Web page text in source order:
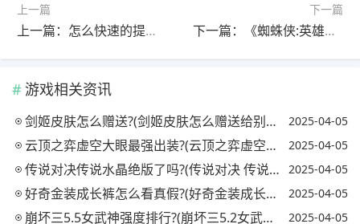
上一篇
上一篇：怎么快速的提高自己lol的游戏段位?(怎么快速的提高自己lol的游戏段位)
下一篇
下一篇：《蜘蛛侠:英雄远征》第二个彩蛋是什么?(《蜘蛛侠:英雄远征》第二个彩蛋是什么意思)
游戏相关资讯
剑姬皮肤怎么赠送?(剑姬皮肤怎么赠送给别人) 2025-04-05
云顶之弈虚空大眼最强出装?(云顶之弈虚空之眼出装) 2025-04-05
传说对决传说水晶绝版了吗?(传说对决 传说水晶) 2025-04-05
好奇金装成长裤怎么看真假?(好奇金装成长裤怎么看真假鉴别) 2025-04-05
崩坏三5.5女武神强度排行?(崩坏三5.2女武神强度) 2025-04-05